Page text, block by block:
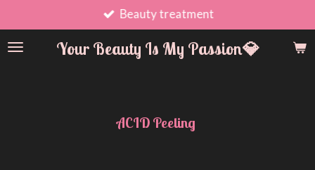
direct
naar
Your Beauty Is My Passion💎
Beauty treatment
ACID Peeling